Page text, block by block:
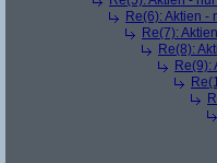
Re(6): Aktien -
Re(7):
Re(8):
Re(9):